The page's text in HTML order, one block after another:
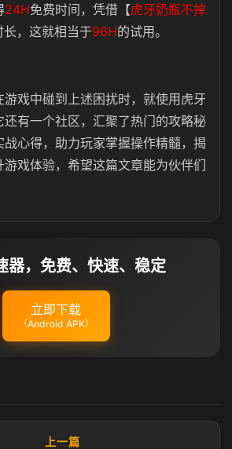
24H免费时间，凭借【虎牙奶瓶不掉
长，这就相当于96H的试用。
游戏中碰到上述困扰时，就使用虎牙
有一个社区，汇聚了热门的攻略秘
战心得，助力玩家掌握操作精髓，揭
戏体验，希望这篇文章能为伙伴们
器，免费、快速、稳定
立即下载
（Android APK）
上一篇